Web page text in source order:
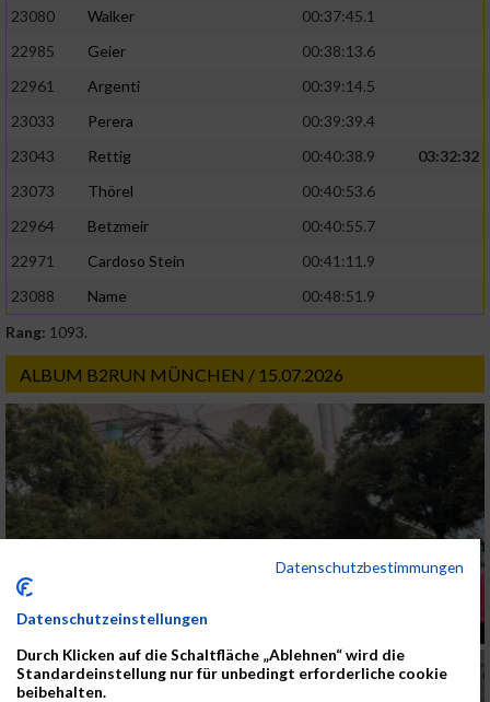
23080
Walker
00:37:45.1
22985
Geier
00:38:13.6
22961
Argenti
00:39:14.5
23033
Perera
00:39:39.4
23043
Rettig 00:40:38.9
03:32:32
23073
Thörel
00:40:53.6
22964
Betzmeir
00:40:55.7
22971
Cardoso Stein
00:41:11.9
23088
Name
00:48:51.9
Rang: 1093.
ALBUM B2RUN MÜNCHEN / 15.07.2026
Datenschutzbestimmungen
Datenschutzeinstellungen
Durch Klicken auf die Schaltfläche „Ablehnen“ wird die
Standardeinstellung nur für unbedingt erforderliche cookie
beibehalten.